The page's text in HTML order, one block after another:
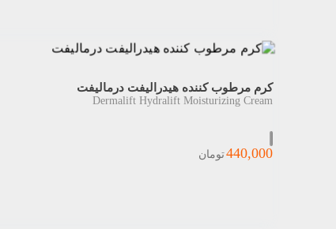
کرم مرطوب کننده هیدرالیفت درمالیفت
Dermalift Hydralift Moisturizing Cream
440,000تومان